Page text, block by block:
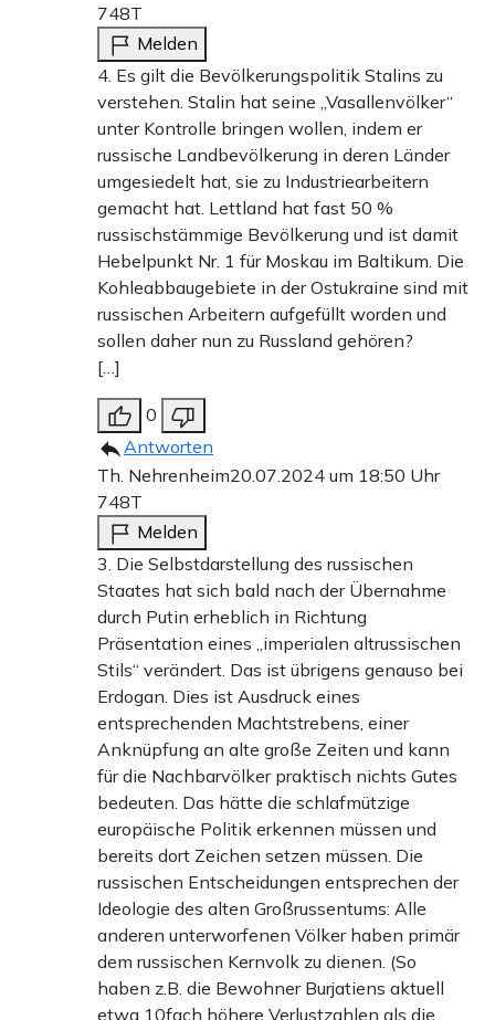
748T
Melden
4. Es gilt die Bevölkerungspolitik Stalins zu
verstehen. Stalin hat seine „Vasallenvölker“
unter Kontrolle bringen wollen, indem er
russische Landbevölkerung in deren Länder
umgesiedelt hat, sie zu Industriearbeitern
gemacht hat. Lettland hat fast 50 %
russischstämmige Bevölkerung und ist damit
Hebelpunkt Nr. 1 für Moskau im Baltikum. Die
Kohleabbaugebiete in der Ostukraine sind mit
russischen Arbeitern aufgefüllt worden und
sollen daher nun zu Russland gehören?
[…]
0
Antworten
Th. Nehrenheim20.07.2024 um 18:50 Uhr
748T
Melden
3. Die Selbstdarstellung des russischen
Staates hat sich bald nach der Übernahme
durch Putin erheblich in Richtung
Präsentation eines „imperialen altrussischen
Stils“ verändert. Das ist übrigens genauso bei
Erdogan. Dies ist Ausdruck eines
entsprechenden Machtstrebens, einer
Anknüpfung an alte große Zeiten und kann
für die Nachbarvölker praktisch nichts Gutes
bedeuten. Das hätte die schlafmützige
europäische Politik erkennen müssen und
bereits dort Zeichen setzen müssen. Die
russischen Entscheidungen entsprechen der
Ideologie des alten Großrussentums: Alle
anderen unterworfenen Völker haben primär
dem russischen Kernvolk zu dienen. (So
haben z.B. die Bewohner Burjatiens aktuell
etwa 10fach höhere Verlustzahlen als die